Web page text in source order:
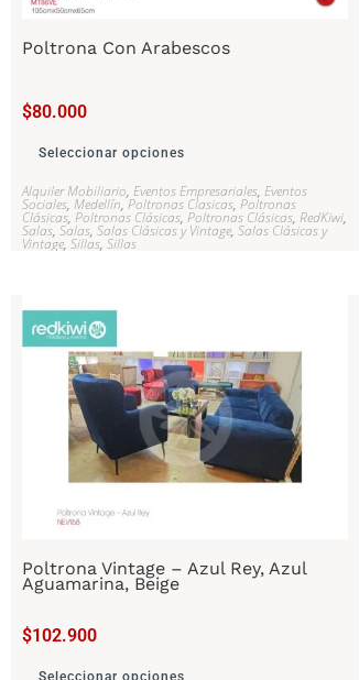
Poltrona Con Arabescos
$80.000
Seleccionar opciones
Alquiler Mobiliario, Eventos Empresariales, Eventos
Sociales, Medellín,Poltronas Clasicas, Poltronas
Clásicas, Poltronas Clásicas, Poltronas Clásicas, RedKiwi,
Salas, Salas, Salas Clásicas y Vintage, Salas Clásicas y
Vintage, Sillas, Sillas
Poltrona Vintage – Azul Rey, Azul
Aguamarina, Beige
$102.900
Seleccionar opciones